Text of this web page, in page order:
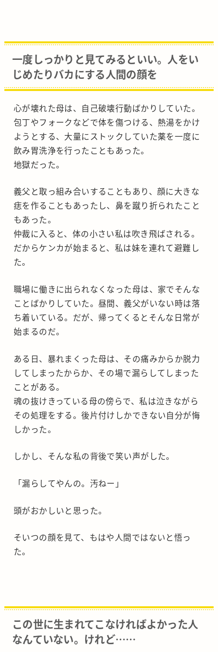
一度しっかりと見てみるといい。人をい
じめたりバカにする人間の顔を
心が壊れた母は、自己破壊行動ばかりしていた。
包丁やフォークなどで体を傷つける、熱湯をかけ
ようとする、大量にストックしていた薬を一度に
飲み胃洗浄を行ったこともあった。
地獄だった。
義父と取っ組み合いすることもあり、顔に大きな
痣を作ることもあったし、鼻を蹴り折られたこと
もあった。
仲裁に入ると、体の小さい私は吹き飛ばされる。
だからケンカが始まると、私は妹を連れて避難し
た。
職場に働きに出られなくなった母は、家でそんな
ことばかりしていた。昼間、義父がいない時は落
ち着いている。だが、帰ってくるとそんな日常が
始まるのだ。
ある日、暴れまくった母は、その痛みからか脱力
してしまったからか、その場で漏らしてしまった
ことがある。
魂の抜けきっている母の傍らで、私は泣きながら
その処理をする。後片付けしかできない自分が悔
しかった。
しかし、そんな私の背後で笑い声がした。
「漏らしてやんの。汚ねー」
頭がおかしいと思った。
そいつの顔を見て、もはや人間ではないと悟っ
た。
この世に生まれてこなければよかった人
なんていない。けれど……